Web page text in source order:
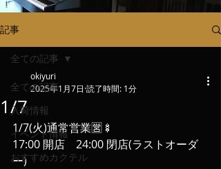
記事
全ての記事
入荷情報
イベント情報
おすすめカクテル
全ての記事
1/7
okiyuri
2025年1月7日 読了時間: 1分
1/7(火)通常営業🈺🍢
17:00 開店　24:00 閉店(ラストオーダ
ー)